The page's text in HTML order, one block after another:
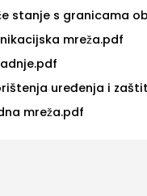
stanje s granicama
mreža.pdf
uređenja i
mreža.pdf